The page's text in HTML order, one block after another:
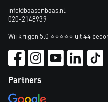
info@baasenbaas.nl
020-2148939
Wij krijgen 5.0 ⭐⭐⭐⭐⭐ uit 44
Partners